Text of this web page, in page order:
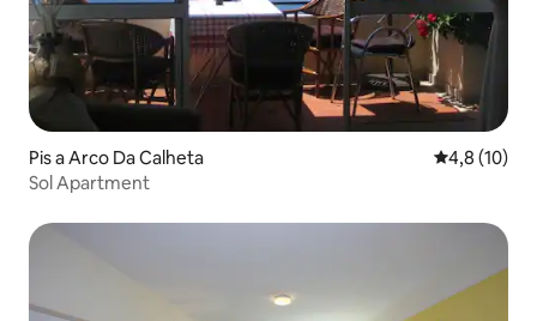
Pis a Arco Da Calheta 4,8 de
4,8 (10)
Sol Apartment